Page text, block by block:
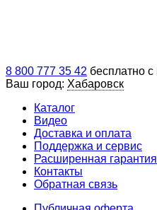
8 800 777 35 42 бесплатно
Ваш город: Хабаровск
Каталог
Видео
Доставка и оплата
Поддержка и сервис
Расширенная гарантия
Контакты
Обратная связь